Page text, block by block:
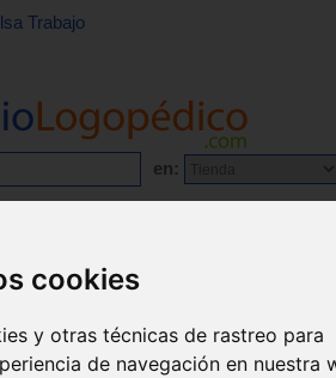
cookies
y otras técnicas de rastreo para
de navegación en nuestra
Trabajo
en: